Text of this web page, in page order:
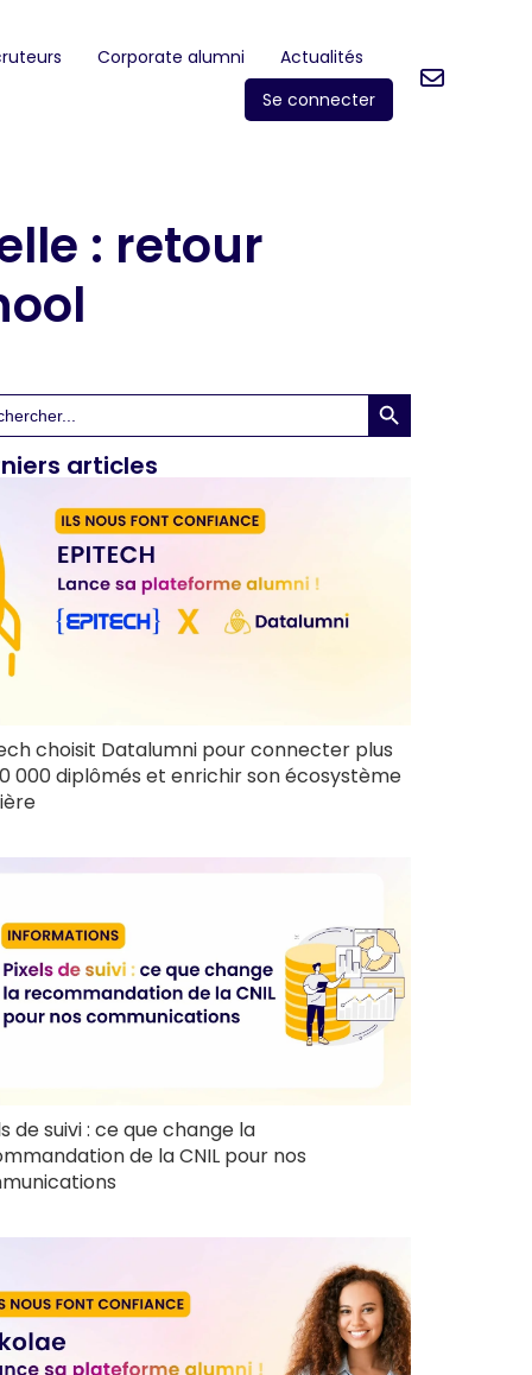
Corporate alumni
Actualités
Se connecter
: retour
Search Button
articles
choisit Datalumni pour connecter plus
000 diplômés et enrichir son écosystème
de suivi : ce que change la
de la CNIL pour nos